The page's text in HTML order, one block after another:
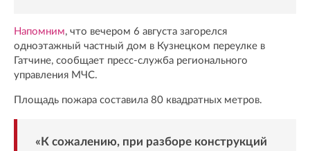
Напомним, что вечером 6 августа загорелся
одноэтажный частный дом в Кузнецком переулке в
Гатчине, сообщает пресс-служба регионального
управления МЧС.
Площадь пожара составила 80 квадратных метров.
«К сожалению, при разборе конструкций